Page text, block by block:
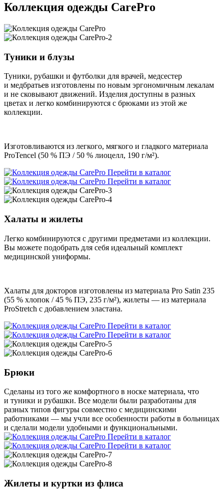
Коллекция одежды CarePro
Туники и блузы
Туники, рубашки и футболки для врачей, медсестер
и медбратьев изготовлены по новым эргономичным лекалам
и не сковывают движений. Изделия доступны в разных
цветах и легко комбинируются с брюками из этой же
коллекции.
Изготовливаются из легкого, мягкого и гладкого материала
ProTencel (50 % ПЭ / 50 % лиоцелл, 190 г/м²).
Перейти в каталог
Перейти в каталог
Халаты и жилеты
Легко комбинируются с другими предметами из коллекции.
Вы можете подобрать для себя идеальный комплект
медицинской униформы.
Халаты для докторов изготовлены из материала Pro Satin 235
(55 % хлопок / 45 % ПЭ, 235 г/м²), жилеты — из материала
ProStretch с добавлением эластана.
Перейти в каталог
Перейти в каталог
Брюки
Сделаны из того же комфортного в носке материала, что
и туники и рубашки. Все модели были разработаны для
разных типов фигуры совместно с медицинскими
работниками — мы учли все особенности работы в больницах
и сделали модели удобными и функциональными.
Перейти в каталог
Перейти в каталог
Жилеты и куртки из флиса